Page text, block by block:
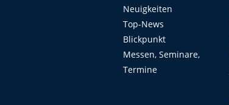
Neuigkeiten
Top-News
Blickpunkt
Messen, Seminare,
Termine